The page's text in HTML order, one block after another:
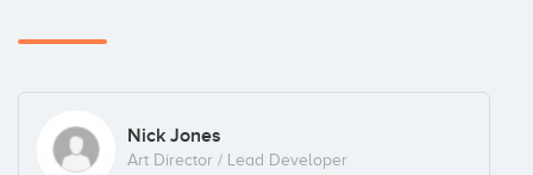
Nick Jones
Art Director / Lead Developer